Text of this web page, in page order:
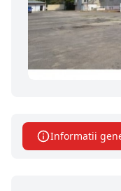
Informatii